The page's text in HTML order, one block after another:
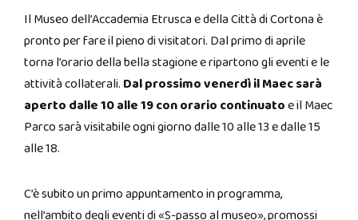
Il Museo dell’Accademia Etrusca e della Città di Cortona è
pronto per fare il pieno di visitatori. Dal primo di aprile
torna l’orario della bella stagione e ripartono gli eventi e le
attività collaterali. Dal prossimo venerdì il Maec sarà
aperto dalle 10 alle 19 con orario continuatoe il Maec
Parco sarà visitabile ogni giorno dalle 10 alle 13 e dalle 15
alle 18.
C’è subito un primo appuntamento in programma,
nell’ambito degli eventi di «S-passo al museo», promossi